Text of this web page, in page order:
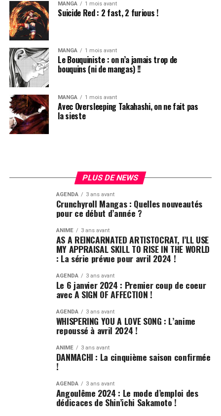
MANGA 1 mois avant
Suicide Red : 2 fast, 2 furious !
MANGA 1 mois avant
Le Bouquiniste : on n’a jamais trop de
bouquins (ni de mangas) !!
MANGA 1 mois avant
Avec Oversleeping Takahashi, on ne fait pas
la sieste
PLUS DE NEWS
AGENDA 3 ans avant
Crunchyroll Mangas : Quelles nouveautés
pour ce début d’année ?
ANIME 3 ans avant
AS A REINCARNATED ARTISTOCRAT, I’LL USE
MY APPRAISAL SKILL TO RISE IN THE WORLD
: La série prévue pour avril 2024 !
AGENDA 3 ans avant
Le 6 janvier 2024 : Premier coup de coeur
avec A SIGN OF AFFECTION !
AGENDA 3 ans avant
WHISPERING YOU A LOVE SONG : L’anime
repoussé à avril 2024 !
ANIME 3 ans avant
DANMACHI : La cinquième saison confirmée
!
AGENDA 3 ans avant
Angoulême 2024 : Le mode d’emploi des
dédicaces de Shin’ichi Sakamoto !